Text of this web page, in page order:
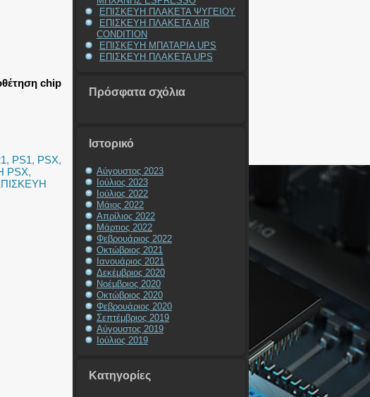
chip
, PS1, PSX,
PSX,
ΕΠΙΣΚΕΥΗ ΠΛΑΚΕΤΑ ΨΥΓΕΙΟΥ
ΕΠΙΣΚΕΥΗ ΠΛΑΚΕΤΑ AIR
CONDITION
ΕΠΙΣΚΕΥΗ ΜΠΑΤΑΡΙΑ UPS
ΕΠΙΣΚΕΥΗ ΠΛΑΚΕΤΑ UPS
Πρόσφατα σχόλια
Ιστορικό
Αύγουστος 2023
Ιούλιος 2023
Ιούλιος 2022
Μάιος 2022
Απρίλιος 2022
Μάρτιος 2022
Φεβρουάριος 2022
Οκτώβριος 2021
Ιανουάριος 2021
Δεκέμβριος 2020
Νοέμβριος 2020
Οκτώβριος 2020
Φεβρουάριος 2020
Σεπτέμβριος 2019
Αύγουστος 2019
Ιούλιος 2019
Kατηγορίες